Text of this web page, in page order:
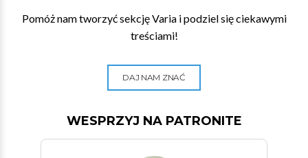
Pomóż nam tworzyć sekcję Varia i podziel się ciekawymi
treściami!
DAJ NAM ZNAĆ
WESPRZYJ NA PATRONITE